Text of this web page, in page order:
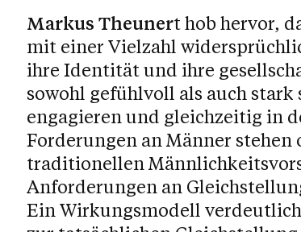
Markus Theunert hob hervor,
mit einer Vielzahl
ihre Identität und ihre
sowohl gefühlvoll als auch
engagieren und gleichzeitig in
Forderungen an Männer
traditionellen
Anforderungen an
Ein Wirkungsmodell